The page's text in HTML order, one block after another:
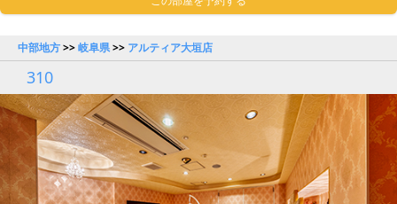
中部地方>>岐阜県>> アルティア大垣店
310